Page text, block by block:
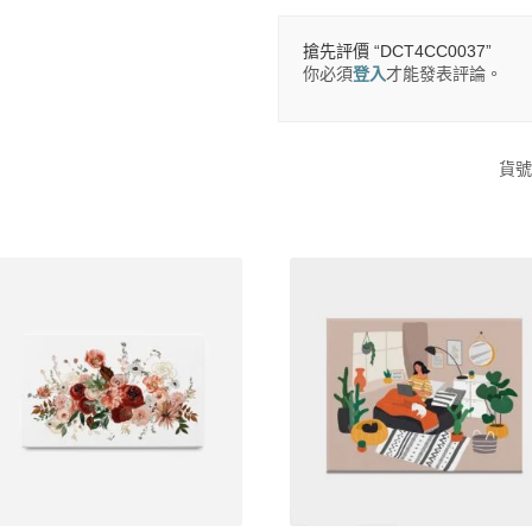
搶先評價 “DCT4CC0037”
你必須登入才能發表評論。
貨